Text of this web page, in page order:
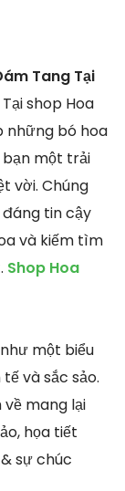
Tang Tại
Tại shop Hoa
những bó hoa
một trải
vời. Chúng
tin cậy
và kiếm tìm
Shop Hoa
một biểu
và sắc sảo.
mang lại
họa tiết
sự chúc